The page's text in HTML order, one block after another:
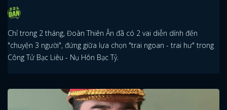
Chỉ trong 2 tháng, Đoàn Thiên Ân đã có 2 vai diễn dính đến
"chuyện 3 người", đứng giữa lựa chọn "trai ngoan - trai hư" trong
Công Tử Bạc Liêu - Nụ Hôn Bạc Tỷ.